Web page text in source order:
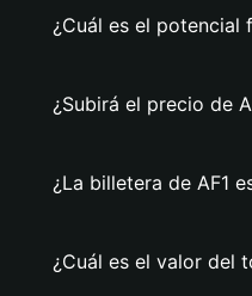
¿Cuál es el potencial
¿Subirá el precio de
¿La billetera de AF1
¿Cuál es el valor del